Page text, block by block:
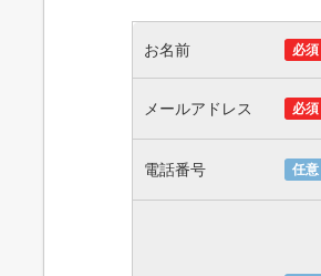
お名前 必須
メールアドレス 必須
電話番号 任意